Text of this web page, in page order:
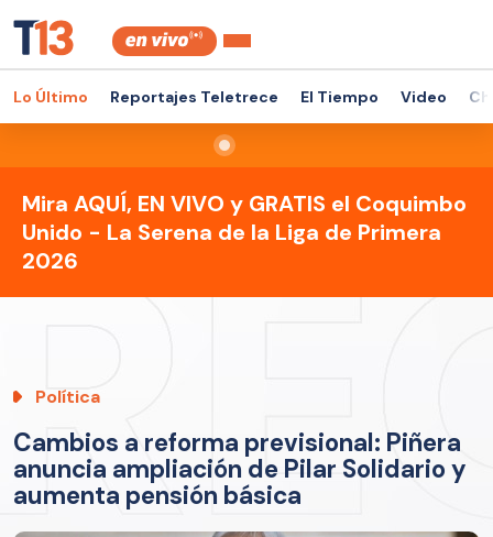
Lo Último Reportajes Teletrece El Tiempo Video
Mira AQUÍ, EN VIVO y GRATIS el Coquimbo
Unido - La Serena de la Liga de Primera
2026
Política
Cambios a reforma previsional: Piñera
anuncia ampliación de Pilar Solidario y
aumenta pensión básica